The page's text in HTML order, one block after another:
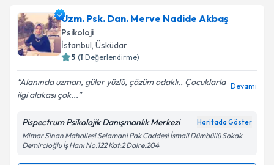
kapsamda işlenmesini kabul ediyorum.
Takvim Talebini Gönder
Klinik Psikolog Kübra Bozkurtiçin randevu takvimi
talebi oluşturun. Size bu uzmandan randevu almanız
için bir takvim hazırlandığında e-posta ile
bilgilendireceğiz.
E-posta Adresiniz
Kişisel verilerimin işlenmesine ilişkinAydınlatma
Metni'ni okudum ve kişisel verilerimin belirtilen
Uzm. Psk. Dan. Merve Nadide Akbaş
Psikoloji
İstanbul, Üsküdar
5 (1 Değerlendirme)
Alanında uzman, güler yüzlü, çözüm odaklı.. Çocuklarla
ilgi alakası çok...
Devamı
Pispectrum Psikolojik Danışmanlık Merkezi Haritada Göster
Mimar Sinan Mahallesi Selamani Pak Caddesi İsmail Dümbüllü Sokak
Demircioğlu İş Hanı No:122 Kat:2 Daire:204